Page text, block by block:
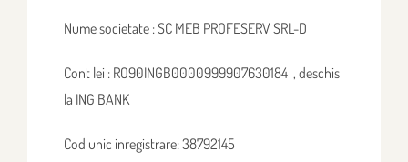
Nume societate : SC MEB PROFESERV SRL-D
Cont lei : RO90INGB0000999907630184 , deschis
la ING BANK
Cod unic inregistrare: 38792145